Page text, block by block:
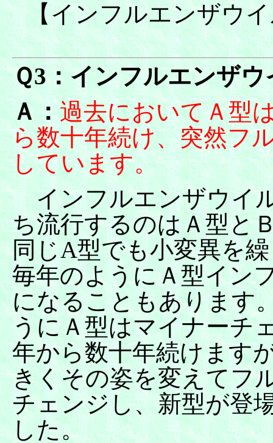
【インフルエンザ
Ｑ3：インフルエンザ
Ａ：過去においてＡ型
ら数十年続け、突然フ
しています。
インフルエンザウイ
ち流行するのはＡ型と
同じA型でも小変異を
毎年のようにＡ型イン
になることもあります
うにＡ型はマイナーチ
年から数十年続けます
きくその姿を変えてフ
チェンジし、新型が登
した。